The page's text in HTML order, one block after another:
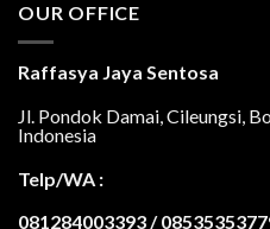
Marga
OUR OFFICE
Raffasya Jaya Sentosa
Jl. Pondok Damai, Cileungsi,
Indonesia
Telp/WA :
081284003393 /